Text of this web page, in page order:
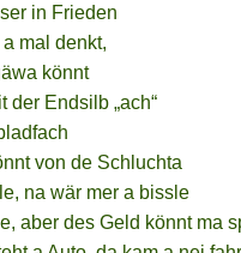
in Frieden
mal denkt,
könnt
der Endsilb „ach“
von de Schluchta
na wär mer a bissle
aber des Geld könnt ma